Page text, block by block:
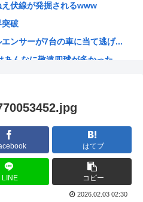
年4月から2年間1％に
を出荷www
帰県の現在の様子がこちら
伏線が発掘されるwww
突破
ンサーが7台の車に当て逃げ...
あんなに敬遠四球が多かった...
ルだったwww
のに未だにどこのメディアも...
万部割れwww
てきた八百屋で一目惚れした...
はてブ
LINE コピー
2026.02.03 02:30